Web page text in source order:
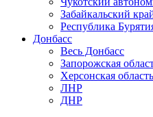
Забайкальский
Республика
Донбасс
Весь Донбасс
Запорожская
Херсонская область
ЛНР
ДНР